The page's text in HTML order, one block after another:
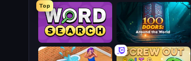
100 Doors: Around the World
Top
Daily Word Search